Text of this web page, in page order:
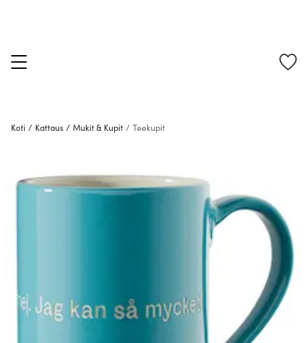
Koti / Kattaus / Mukit & Kupit / Teekupit